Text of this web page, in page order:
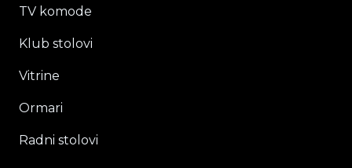
TV komode
Klub stolovi
Vitrine
Ormari
Radni stolovi